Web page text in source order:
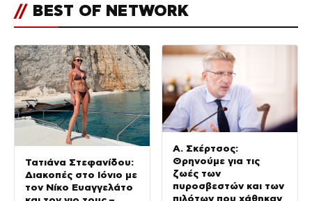
// BEST OF NETWORK
Τατιάνα Στεφανίδου:
Διακοπές στο Ιόνιο με
τον Νίκο Ευαγγελάτο
Α. Σκέρτσος:
Θρηνούμε για τις
ζωές των
πυροσβεστών και των
πιλότων που χάθηκαν